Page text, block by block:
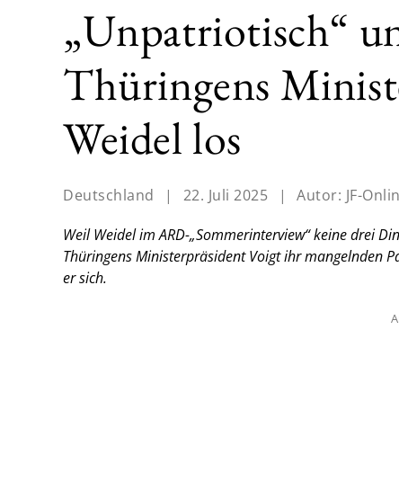
„Unpatriotisch“
Thüringens
Weidel los
Deutschland | 22. Juli 2025 | Autor: JF-
Weil Weidel im ARD-„Sommerinterview“ keine drei
Thüringens Ministerpräsident Voigt ihr mangelnden
er sich.